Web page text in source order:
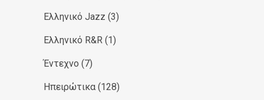
Ελληνικό Jazz (3)
Ελληνικό R&R (1)
Έντεχνο (7)
Ηπειρώτικα (128)